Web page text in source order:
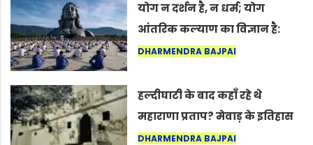
योग न दर्शन है, न धर्म; योग
आंतरिक कल्याण का विज्ञान है:
अंतरराष्ट्रीय योग दिवस 2026 पर
DHARMENDRA BAJPAI
हल्दीघाटी के बाद कहाँ रहे थे
महाराणा प्रताप? मेवाड़ के इतिहास
का वह अनकहा अध्याय जो आज भी
DHARMENDRA BAJPAI